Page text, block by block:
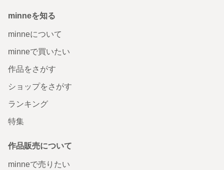
minneを知る
minneについて
minneで買いたい
作品をさがす
ショップをさがす
ランキング
特集
作品販売について
minneで売りたい